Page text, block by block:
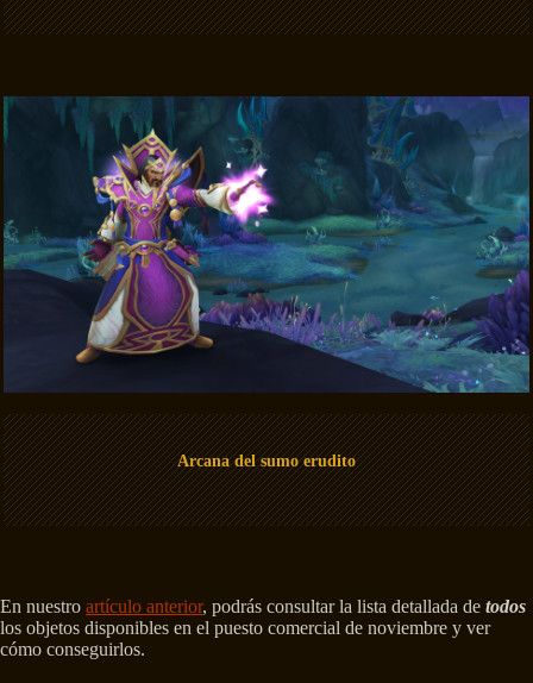
Arcana del sumo erudito
En nuestro artículo anterior, podrás consultar la lista detallada de todos
los objetos disponibles en el puesto comercial de noviembre y ver
cómo conseguirlos.